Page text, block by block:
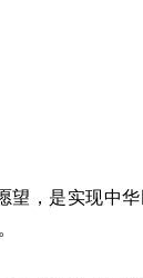
，是实现中